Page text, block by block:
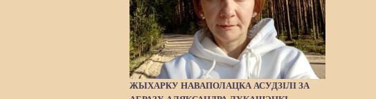
ЖЫХАРКУ НАВАПОЛАЦКА АСУДЗІЛІ ЗА